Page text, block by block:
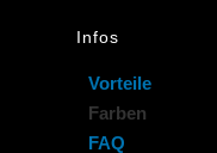
Infos
Vorteile
Farben
FAQ